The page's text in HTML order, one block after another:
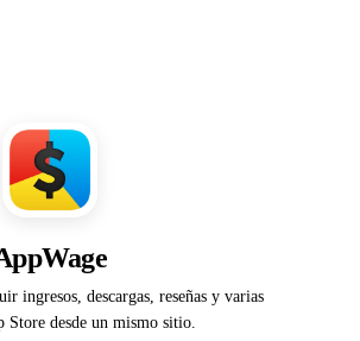
ingresos, descargas, reseñas y varias
Store desde un mismo sitio.